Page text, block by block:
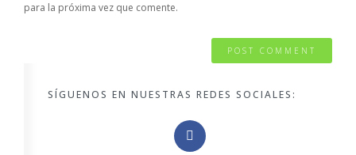
para la próxima vez que comente.
SÍGUENOS EN NUESTRAS REDES SOCIALES: